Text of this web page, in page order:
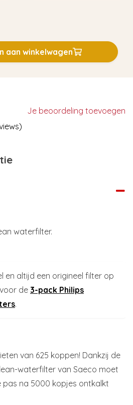
aan winkelwagen
Je beoordeling toevoegen
waterfilter.
en altijd een origineel filter op
de 3-pack Philips
.
van 625 koppen! Dankzij de
waterfilter van Saeco moet
pas na 5000 kopjes ontkalkt